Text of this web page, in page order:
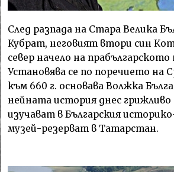
След разпада на Стара Велика
Кубрат, неговият втори син
север начело на
Установява се по поречието на
към 660 г. основава Волжка
нейната история днес грижливо
изучават в Българския
музей-резерват в Татарстан.